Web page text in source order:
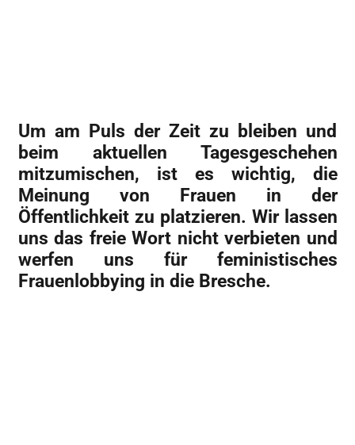
Um am Puls der Zeit zu bleiben und
beim aktuellen Tagesgeschehen
mitzumischen, ist es wichtig, die
Meinung von Frauen in der
Öffentlichkeit zu platzieren. Wir lassen
uns das freie Wort nicht verbieten und
werfen uns für feministisches
Frauenlobbying in die Bresche.